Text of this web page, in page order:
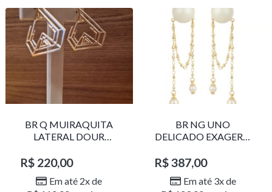
BR Q MUIRAQUITA
LATERAL DOUR
R$ 220,00
Em até 2x de
BR NG UNO
DELICADO EXAGERO
R$387,00
Em até 3x de